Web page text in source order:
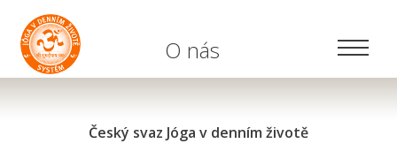
O nás
Český svaz Jóga v denním životě